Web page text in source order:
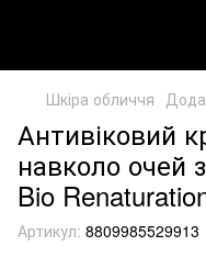
Шкіра обличчя
Антивіковий
навколо очей
Bio
Артикул: 8809985529913